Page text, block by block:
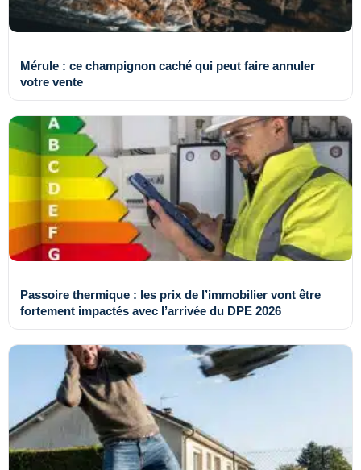
Mérule : ce champignon caché qui peut faire annuler
votre vente
Passoire thermique : les prix de l’immobilier vont être
fortement impactés avec l’arrivée du DPE 2026